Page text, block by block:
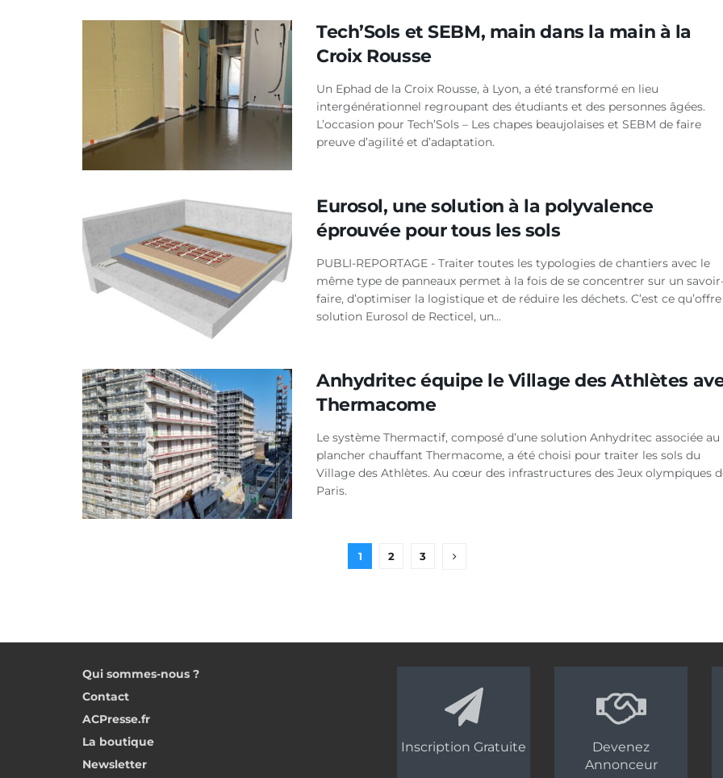
Tech’Sols et SEBM, main dans la main à la
Croix Rousse
Un Ephad de la Croix Rousse, à Lyon, a été transformé en lieu
intergénérationnel regroupant des étudiants et des personnes âgées.
L’occasion pour Tech’Sols – Les chapes beaujolaises et SEBM de faire
preuve d’agilité et d’adaptation.
Eurosol, une solution à la polyvalence
éprouvée pour tous les sols
PUBLI-REPORTAGE - Traiter toutes les typologies de chantiers avec le
même type de panneaux permet à la fois de se concentrer sur un
faire, d’optimiser la logistique et de réduire les déchets. C’est ce
solution Eurosol de Recticel, un...
Anhydritec équipe le Village des Athlètes
Thermacome
Le système Thermactif, composé d’une solution Anhydritec associée au
plancher chauffant Thermacome, a été choisi pour traiter les sols du
Village des Athlètes. Au cœur des infrastructures des Jeux olympiques
Paris.
1 2 3
Qui sommes-nous ?
Contact
ACPresse.fr
La boutique
Newsletter
Inscription Gratuite
Devenez
Annonceur